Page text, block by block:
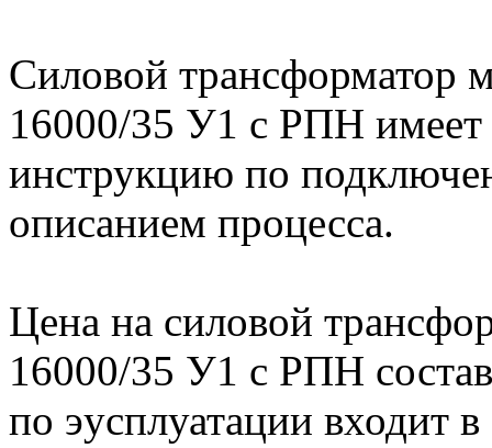
Cиловой
16000/35 У1 с РПН имеет
инструкцию по
описанием процесса.
Цена на cиловой
16000/35 У1 с РПН
по эусплуатации входит